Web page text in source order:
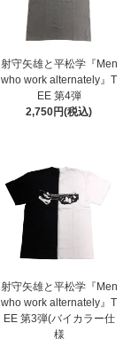
射守矢雄と平松学『Men
who work alternately』T
EE 第4弾
2,750円(税込)
射守矢雄と平松学『Men
who work alternately』T
EE 第3弾(バイカラー仕
様